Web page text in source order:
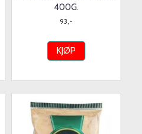
400G.
93,-
KJØP